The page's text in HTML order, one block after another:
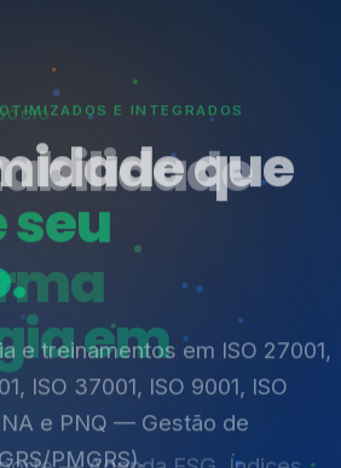
E INTEGRADOS
que
e treinamentos em ISO 27001,
ISO 37001, ISO 9001, ISO
e PNQ — Gestão de
PMGRS).